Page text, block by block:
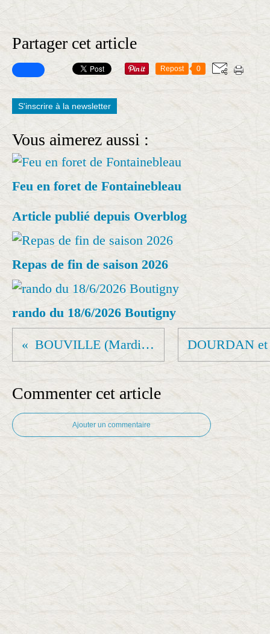
Partager cet article
Repost 0
S'inscrire à la newsletter
Vous aimerez aussi :
Feu en foret de Fontainebleau
Article publié depuis Overblog
Repas de fin de saison 2026
rando du 18/6/2026 Boutigny
BOUVILLE (Mardi.après-midi)
Commenter cet article
Ajouter un commentaire